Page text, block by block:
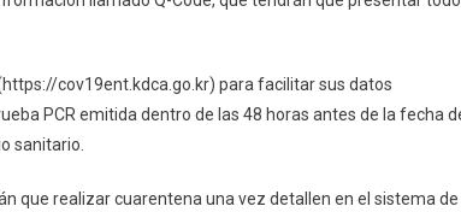
cov19ent.kdca.go.kr) para facilitar sus datos
PCR emitida dentro de las 48 horas antes de la fecha
sanitario.
que realizar cuarentena una vez detallen en el sistema de